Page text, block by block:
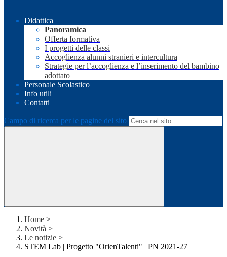
Didattica
Panoramica
Offerta formativa
I progetti delle classi
Accoglienza alunni stranieri e intercultura
Strategie per l’accoglienza e l’inserimento del bambino
adottato
Personale Scolastico
Info utili
Contatti
Campo di ricerca per le pagine del sito
Home >
Novità >
Le notizie >
STEM Lab | Progetto "OrienTalenti" | PN 2021-27